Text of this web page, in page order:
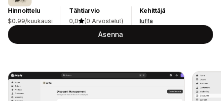
Hinnoittelu
$0.99/kuukausi
Tähtiarvio
0,0
(0 Arvostelut)
Kehittäjä
luffa
Asenna